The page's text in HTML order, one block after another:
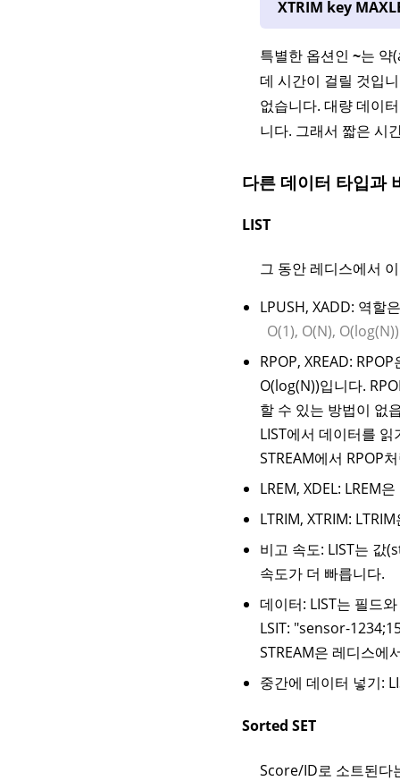
XTRIM key
특별한 옵션인 ~는 약
데 시간이 걸릴 것입
없습니다. 대량 데이
니다. 그래서 짧은 시
다른 데이터 타입과
LIST
그 동안 레디스에서
LPUSH, XADD: 역할
O(1), O(N), O(log(N))
RPOP, XREAD:
O(log(N))입니다.
할 수 있는 방법이 없
LIST에서 데이터를
STREAM에서 RPOP
LREM, XDEL: LREM
LTRIM, XTRIM:
비고 속도: LIST는 값
속도가 더 빠릅니다.
데이터: LIST는 필드
LSIT: "sensor-
STREAM은 레디스에
중간에 데이터 넣기:
Sorted SET
Score/ID로 소트된다